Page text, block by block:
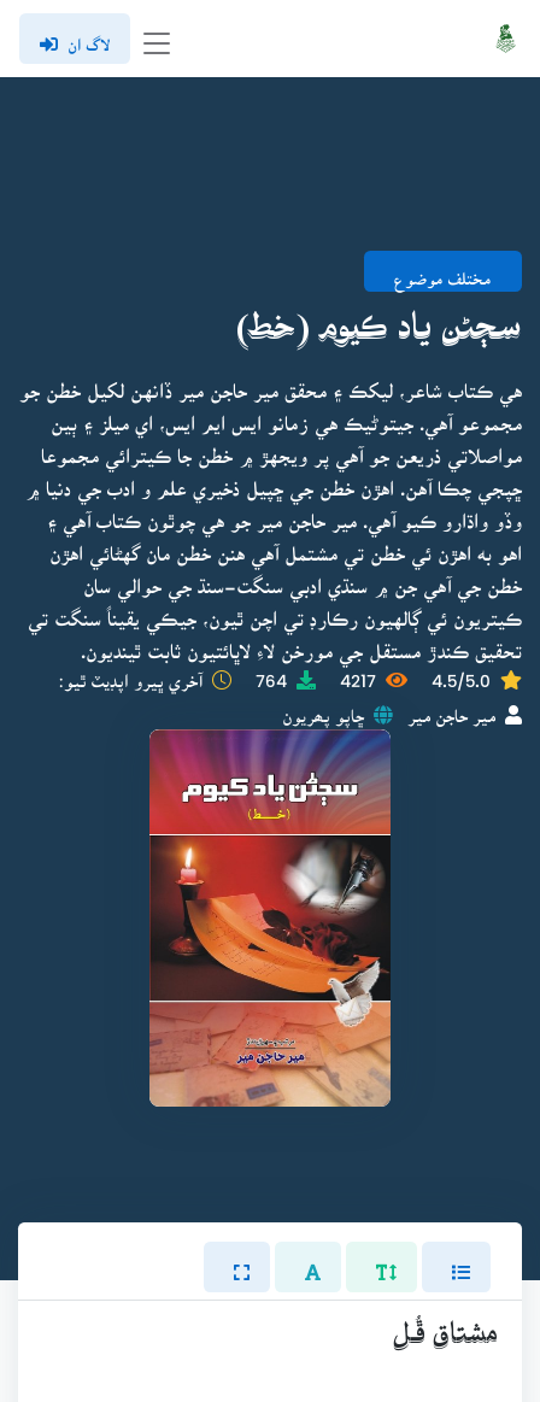
لاگ ان
مختلف موضوع
سڄڻن ياد ڪيوم (خط)
هي ڪتاب شاعر، ليکڪ ۽ محقق مير حاجن مير ڏانهن لکيل خطن جو
مجموعو آهي. جيتوڻيڪ هي زمانو ايس ايم ايس، اي ميلز ۽ ٻين
مواصلاتي ذريعن جو آهي پر ويجهڙ ۾ خطن جا ڪيترائي مجموعا
ڇپجي چڪا آهن. اهڙن خطن جي ڇپيل ذخيري علم و ادب جي دنيا ۾
وڏو واڌارو ڪيو آهي. مير حاجن مير جو هي چوٿون ڪتاب آهي ۽
اهو به اهڙن ئي خطن تي مشتمل آهي هنن خطن مان گهڻائي اهڙن
خطن جي آهي جن ۾ سنڌي ادبي سنگت-سنڌ جي حوالي سان
ڪيتريون ئي ڳالهيون رڪارڊ تي اچن ٿيون، جيڪي يقيناً سنگت تي
تحقيق ڪندڙ مستقل جي مورخن لاءِ لاڀائتيون ثابت ٿينديون.
4.5/5.0
4217
764 آخري ڀيرو اپڊيٽ ٿيو:
مير حاجن مير ڇاپو پھريون
مشتاق ڦُـل